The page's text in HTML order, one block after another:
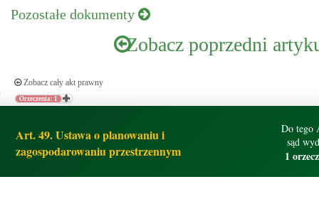
Pozostałe dokumenty
Zobacz poprzedni
Zobacz cały akt prawny
Orzeczenia: 1
Art. 49. Ustawa o planowaniu i
zagospodarowaniu przestrzennym
Do tego
sąd
1